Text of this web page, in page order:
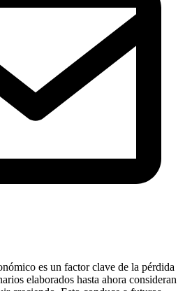
es un factor clave de la pérdida
elaborados hasta ahora consideran